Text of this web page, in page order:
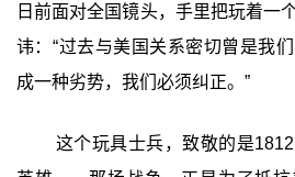
日前面对全国镜头，手里把玩着一
讳：“过去与美国关系密切曾是我
成一种劣势，我们必须纠正。”
这个玩具士兵，致敬的是